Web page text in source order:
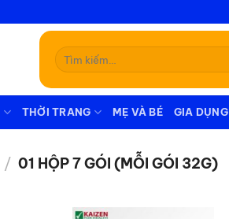
Tìm
kiếm:
THỜI TRANG MẸ VÀ BÉ GIA DỤNG
/ 01 HỘP 7 GÓI (MỖI GÓI 32G)